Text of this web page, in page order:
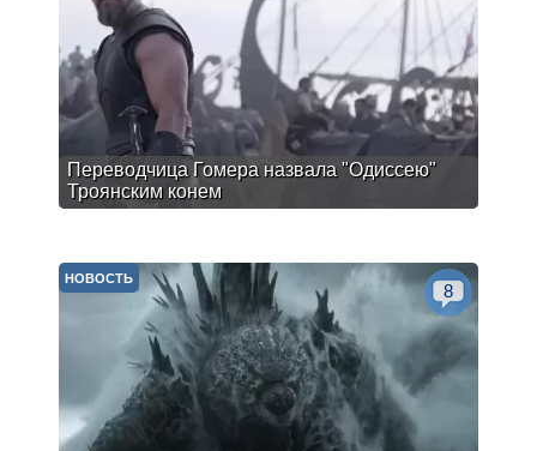
Переводчица Гомера назвала "Одиссею"
Троянским конем
НОВОСТЬ
8